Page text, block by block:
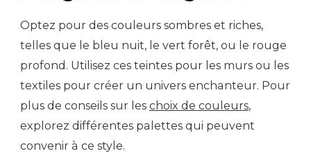
Optez pour des couleurs sombres et riches,
telles que le bleu nuit, le vert forêt, ou le rouge
profond. Utilisez ces teintes pour les murs ou les
textiles pour créer un univers enchanteur. Pour
plus de conseils sur les choix de couleurs,
explorez différentes palettes qui peuvent
convenir à ce style.